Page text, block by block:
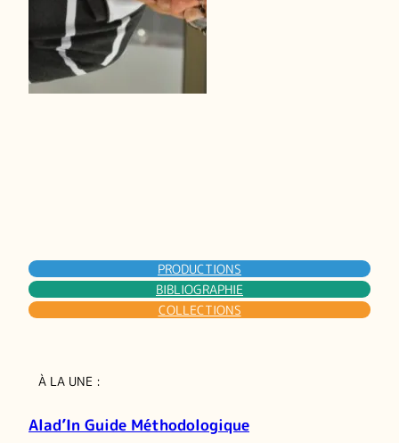
PRODUCTIONS
BIBLIOGRAPHIE
COLLECTIONS
À LA UNE :
Alad’In Guide Méthodologique